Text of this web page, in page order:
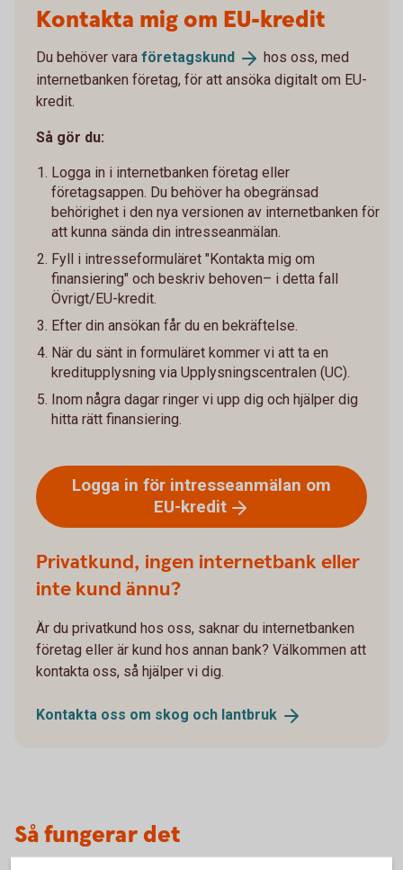
Kontakta mig om EU-kredit
Du behöver vara företagskund
hos oss, med
internetbanken företag, för att ansöka digitalt om EU-
kredit.
Så gör du:
Logga in i internetbanken företag eller
företagsappen. Du behöver ha obegränsad
behörighet i den nya versionen av internetbanken för
att kunna sända din intresseanmälan.
Fyll i intresseformuläret "Kontakta mig om
finansiering" och beskriv behoven– i detta fall
Övrigt/EU-kredit.
Efter din ansökan får du en bekräftelse.
När du sänt in formuläret kommer vi att ta en
kreditupplysning via Upplysningscentralen (UC).
Inom några dagar ringer vi upp dig och hjälper dig
hitta rätt finansiering.
Logga in för intresseanmälan om
EU-kredit
Privatkund, ingen internetbank eller
inte kund ännu?
Är du privatkund hos oss, saknar du internetbanken
företag eller är kund hos annan bank? Välkommen att
kontakta oss, så hjälper vi dig.
Kontakta oss om skog och lantbruk
Så fungerar det